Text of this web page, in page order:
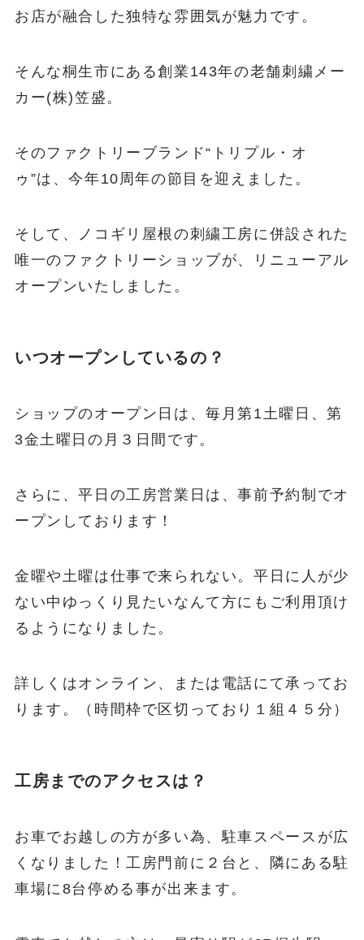
お店が融合した独特な雰囲気が魅力です。
そんな桐生市にある創業143年の老舗刺繍メー
カー(株)笠盛。
そのファクトリーブランド“トリプル・オ
ゥ”は、今年10周年の節目を迎えました。
そして、ノコギリ屋根の刺繍工房に併設された
唯一のファクトリーショップが、リニューアル
オープンいたしました。
いつオープンしているの？
ショップのオープン日は、毎月第1土曜日、第
3金土曜日の月３日間です。
さらに、平日の工房営業日は、事前予約制でオ
ープンしております！
金曜や土曜は仕事で来られない。平日に人が少
ない中ゆっくり見たいなんて方にもご利用頂け
るようになりました。
詳しくはオンライン、または電話にて承ってお
ります。（時間枠で区切っており１組４５分）
工房までのアクセスは？
お車でお越しの方が多い為、駐車スペースが広
くなりました！工房門前に２台と、隣にある駐
車場に8台停める事が出来ます。